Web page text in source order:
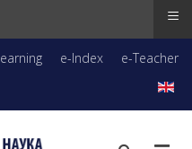
e-Index e-Teacher
≡